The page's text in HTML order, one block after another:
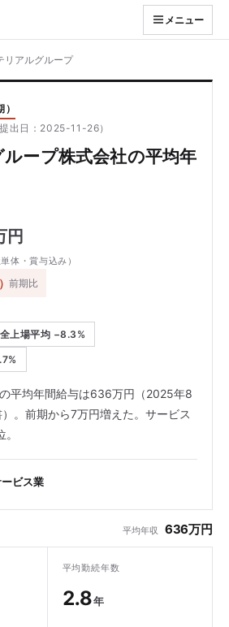
メニュー
リアルグループ
出日：2025-11-26）
ープ株式会社の平均年
円
体・賞与込み）
前期比
全上場平均 −8.3%
平均年間給与は636万円（2025年8
。前期から7万円増えた。サービス
ビス業
平均年収 636万円
平均勤続年数
2.8年